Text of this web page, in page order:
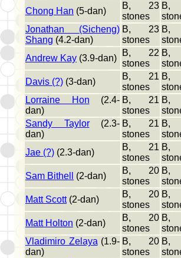
Chong Han (5-dan)
B, 23
stones
B,
Jonathan (Sicheng)
Shang (4.2-dan)
B, 23
stones
B,
Andrew Kay (3.9-dan)
B, 22
stones
B,
Davis (?) (3-dan)
B, 21
stones
B,
Lorraine Hon (2.4-
dan)
B, 21
stones
B,
Sandy Taylor(2.3-
dan)
B, 21
stones
B,
Jae (?) (2.3-dan)
B, 21
stones
B,
Sam Bithell
(2-dan)
B, 20
stones
B,
Matt Scott(2-dan)
B, 20
stones
B,
Matt Holton (2-dan)
B, 20
stones
B,
Vladimiro Zelaya(1.9-
dan)
B, 20
stones
B,